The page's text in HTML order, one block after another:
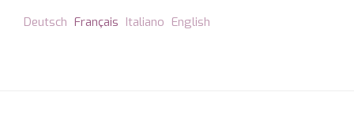
Deutsch Français Italiano English